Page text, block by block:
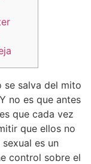
se salva del mito
no es que antes
que cada vez
que ellos no
es un
control sobre el